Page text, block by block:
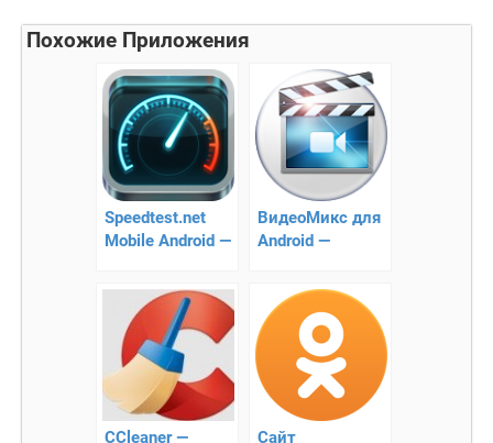
Похожие Приложения
Speedtest.net
Mobile Android —
скорости
интернета
ВидеоМикс для
Android —
фильмы онлайн!
CCleaner —
Сайт